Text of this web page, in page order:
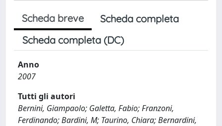
Scheda breve
Scheda completa
Scheda completa (DC)
Anno
2007
Tutti gli autori
Bernini, Giampaolo; Galetta, Fabio; Franzoni,
Ferdinando; Bardini, M; Taurino, Chiara; Bernardini,